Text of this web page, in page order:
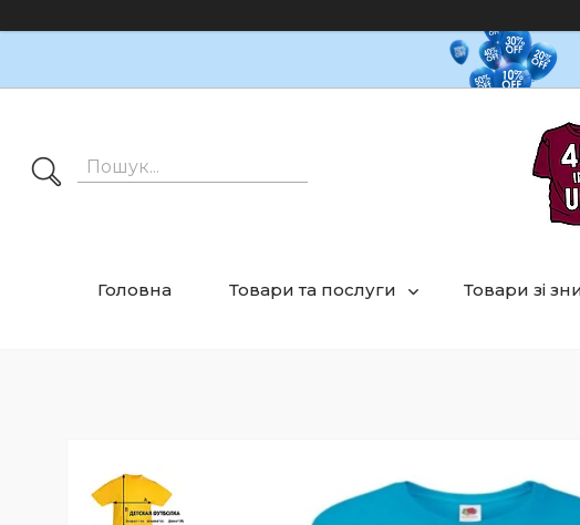
Головна Товари та послуги Товари зі